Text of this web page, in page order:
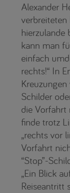
Alexander
verbreiteten
hierzulande
kann man
einfach
rechts!“ In
Schilder
die Vorfahrt
finde trotz
„rechts vor
Vorfahrt
“Stop”-
„Ein Blick
Reiseantritt